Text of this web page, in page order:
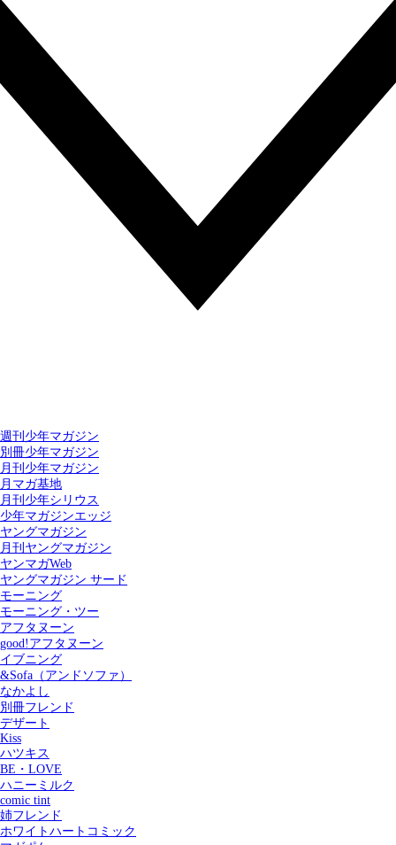
週刊少年マガジン
別冊少年マガジン
月刊少年マガジン
月マガ基地
月刊少年シリウス
少年マガジンエッジ
ヤングマガジン
月刊ヤングマガジン
ヤンマガWeb
ヤングマガジン サード
モーニング
モーニング・ツー
アフタヌーン
good!アフタヌーン
イブニング
&Sofa（アンドソファ）
なかよし
別冊フレンド
デザート
Kiss
ハツキス
BE・LOVE
ハニーミルク
comic tint
姉フレンド
ホワイトハートコミック